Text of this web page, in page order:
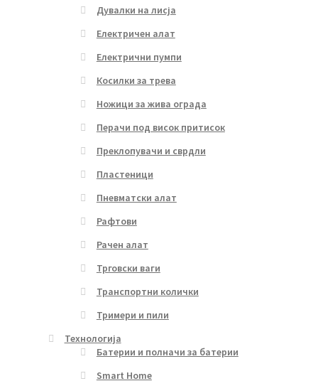
Дувалки на лисја
Електричен алат
Електрични пумпи
Косилки за трева
Ножици за жива ограда
Перачи под висок притисок
Преклопувачи и сврдли
Пластеници
Пневматски алат
Рафтови
Рачен алат
Трговски ваги
Транспортни колички
Тримери и пили
Технологија
Батерии и полначи за батерии
Smart Home